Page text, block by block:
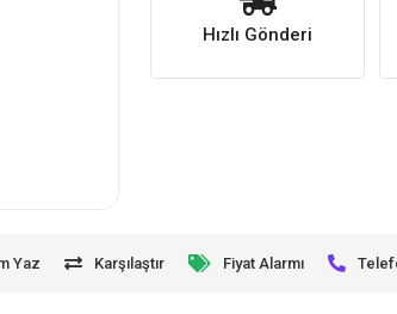
Hızlı Gönderi
Yaz Karşılaştır Fiyat Alarmı